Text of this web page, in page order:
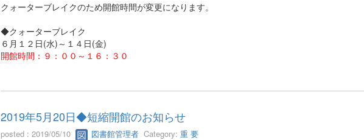
クォーターブレイクのため開館時間が変更になります。
◆クォーターブレイク
６月１２日(水)～１４日(金)
開館時間：９：００～１６：３０
2019年5月20日◆短縮開館のお知らせ
posted : 2019/05/10 図書館管理者Category: 重 要